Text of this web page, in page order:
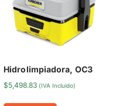
Hidrolimpiadora, OC3
$5,498.83 (IVA Incluido)